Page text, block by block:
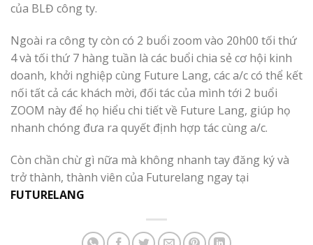
của BLĐ công ty.
Ngoài ra công ty còn có 2 buổi zoom vào 20h00 tối thứ
4 và tối thứ 7 hàng tuần là các buổi chia sẻ cơ hội kinh
doanh, khởi nghiệp cùng Future Lang, các a/c có thể kết
nối tất cả các khách mời, đối tác của mình tới 2 buổi
ZOOM này để họ hiểu chi tiết về Future Lang, giúp họ
nhanh chóng đưa ra quyết định hợp tác cùng a/c.
Còn chần chừ gì nữa mà không nhanh tay đăng ký và
trở thành, thành viên của Futurelang ngay tại
FUTURELANG